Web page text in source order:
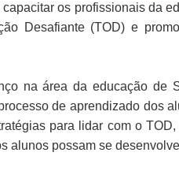
os profissionais da
Desafiante (TOD) e
na área da educação de
de aprendizado dos
para lidar com o
alunos possam se